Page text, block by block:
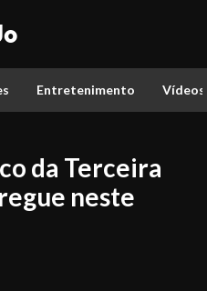
Entretenimento Vídeos
da Terceira
neste